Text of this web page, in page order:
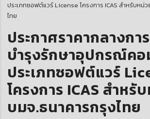
ประเภทซอฟต์แวร์ License โครงการ ICAS สำหรับหน่
ไทย
ประกาศราคากลางกา
บำรุงรักษาอุปกรณ์คอ
ประเภทซอฟต์แวร์
โครงการ ICAS สำหรั
บมจ.ธนาคารกรุงไทย